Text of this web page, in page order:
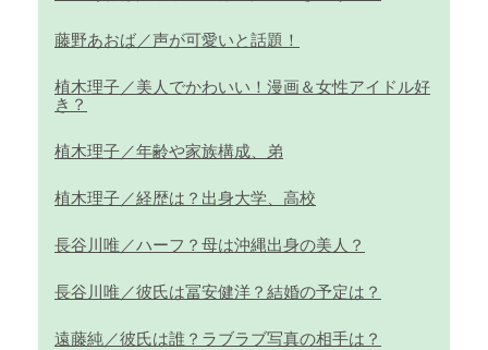
藤野あおば／声が可愛いと話題！
植木理子／美人でかわいい！漫画＆女性アイドル好
き？
植木理子／年齢や家族構成、弟
植木理子／経歴は？出身大学、高校
長谷川唯／ハーフ？母は沖縄出身の美人？
長谷川唯／彼氏は冨安健洋？結婚の予定は？
遠藤純／彼氏は誰？ラブラブ写真の相手は？